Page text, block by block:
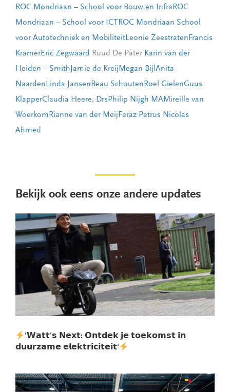
ROC Mondriaan – School voor Bouw en InfraROC
Mondriaan – School voor ICT ROC Mondriaan School
voor Autotechniek en MobiliteitLeonie ZeestratenFrancis
KramerEric Zegwaard Ruud De Pater Karin van der
Heiden – SmithJamie de KreijMegan BijlAnita
NaardenLinda JansenBeau SchoutenRoel GielenGuus
KlapperClaudia Heere, DrsPhilip Nijgh MAMireille van
WoerkomRianne van der MeijFeraz Petrus Nicolas
Ahmed
Bekijk ook eens onze andere updates
'𝗪𝗮𝘁𝘁'𝘀 𝗡𝗲𝘅𝘁: 𝗢𝗻𝘁𝗱𝗲𝗸 𝗷𝗲 𝘁𝗼𝗲𝗸𝗼𝗺𝘀𝘁 𝗶𝗻
𝗱𝘂𝘂𝗿𝘇𝗮𝗺𝗲 𝗲𝗹𝗲𝗸𝘁𝗿𝗶𝗰𝗶𝘁𝗲𝗶𝘁'